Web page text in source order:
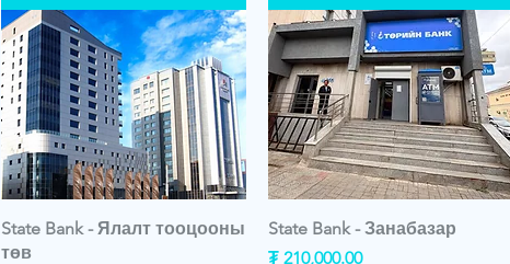
State Bank - Ялалт тооцооны
төв
State Bank - Занабазар
Price
₮ 210,000.00